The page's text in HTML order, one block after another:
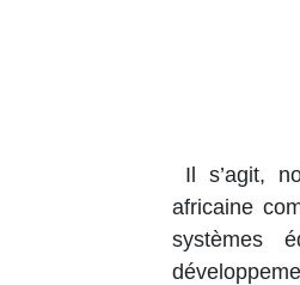
Il s’agit,
africaine
systèmes